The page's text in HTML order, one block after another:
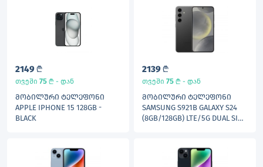
2149 L
თვეში 75 L - დან
ᲛᲝᲑᲘᲚᲣᲠᲘ ᲢᲔᲚᲔᲤᲝᲜᲘ
APPLE IPHONE 15 128GB -
BLACK
2139 L
თვეში 75 L - დან
ᲛᲝᲑᲘᲚᲣᲠᲘ ᲢᲔᲚᲔᲤᲝᲜᲘ
SAMSUNG S921B GALAXY S24
(8GB/128GB) LTE/5G DUAL SIM